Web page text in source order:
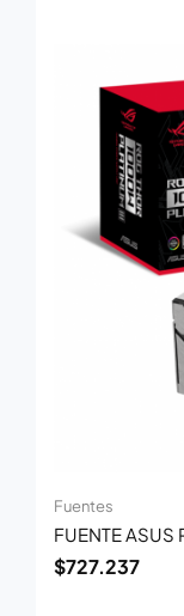
Fuentes
FUENTE
$727.237